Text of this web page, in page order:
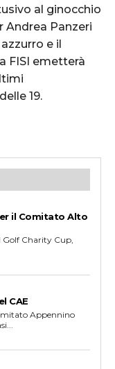
al ginocchio
Andrea Panzeri
e il
FISI emetterà
19.
il Comitato Alto
Golf Charity Cup,
CAE
Appennino